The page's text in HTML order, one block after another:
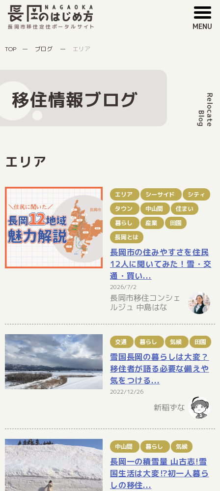
長岡市移住定住ポータルサイト MENU
TOP ブログ エリア
移住情報ブログ
エリア
エリア シーサイド
シティ
タウン
中山間
住まい
暮らし
産業
田園
長岡とは
長岡市の住みやすさを住民
12人に聞いてみた！雪・交
通・買い...
2026/7/2
長岡市移住コンシェ
ルジュ 中島はな
交通 暮らし 気候 田園
雪国長岡の暮らしは大変？
移住者が語る必要な備えや
気をつける...
2022/12/26
新稲ずな
中山間 暮らし 気候
長岡一の積雪量 山古志!雪
国生活は大変⁉初一人暮ら
しの移住...